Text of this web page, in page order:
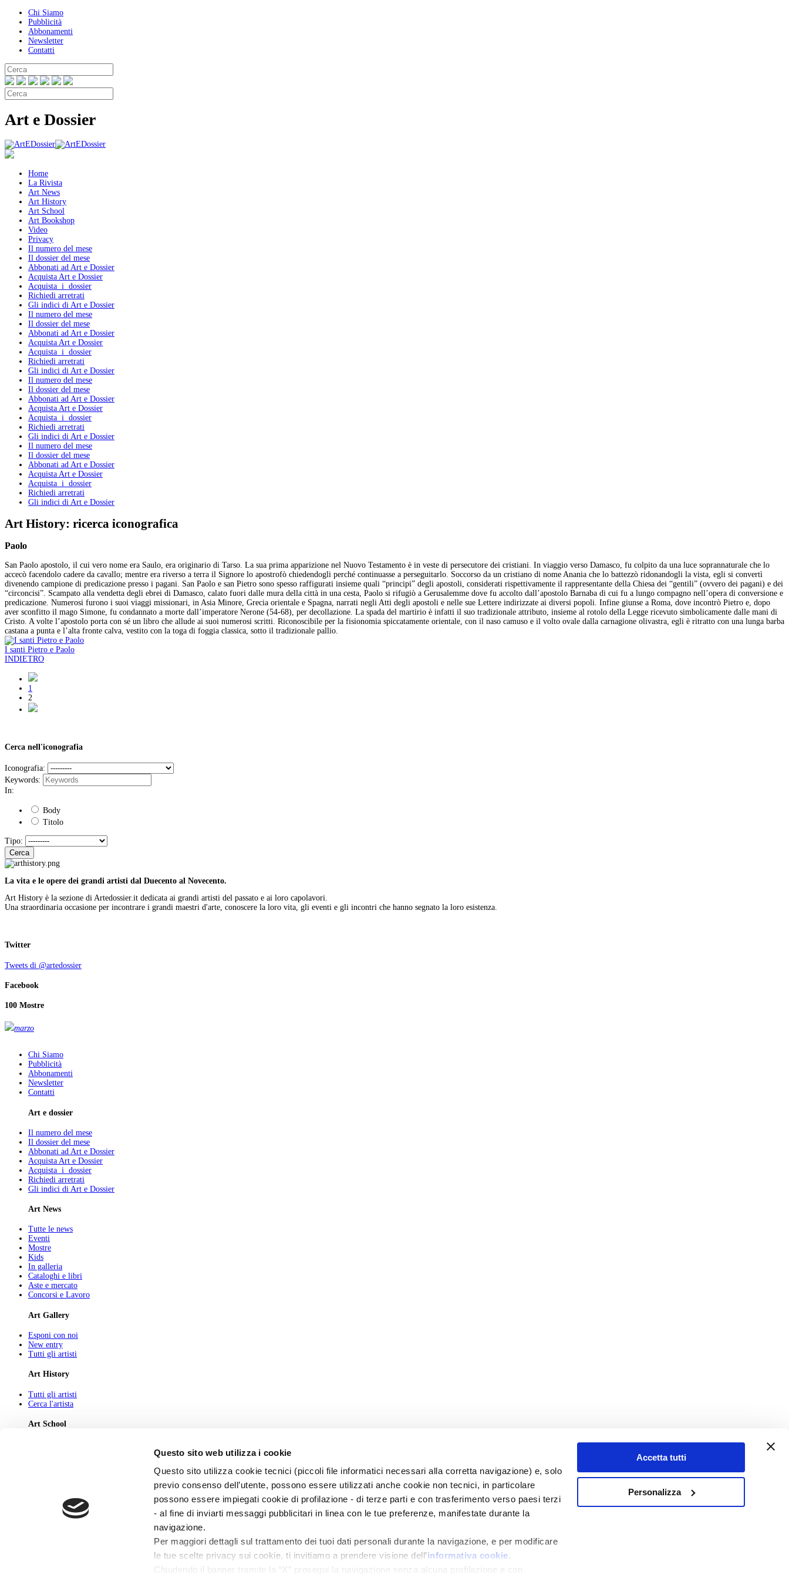
Questo sito web utilizza i cookie
Questo sito utilizza cookie tecnici (piccoli file informatici necessari alla corretta navigazione) e, solo
previo consenso dell’utente, possono essere utilizzati anche cookie non tecnici, in particolare
possono essere impiegati cookie di profilazione - di terze parti e con trasferimento verso paesi terzi
- al fine di inviarti messaggi pubblicitari in linea con le tue preferenze, manifestate durante la
navigazione.
Per maggiori dettagli sul trattamento dei tuoi dati personali durante la navigazione, e per modificare
le tue scelte privacy sui cookie, ti invitiamo a prendere visione dell’informativa cookie.
Chiudendo il banner tramite la “X” prosegui la navigazione senza alcuna profilazione e con
Accetta tutti
Personalizza
Chi Siamo
Pubblicità
Abbonamenti
Newsletter
Contatti
Art e Dossier
Home
La Rivista
Art News
Art History
Art School
Art Bookshop
Video
Privacy
Il numero del mese
Il dossier del mese
Abbonati ad Art e Dossier
Acquista Art e Dossier
Acquista i dossier
Richiedi arretrati
Gli indici di Art e Dossier
Il numero del mese
Il dossier del mese
Abbonati ad Art e Dossier
Acquista Art e Dossier
Acquista i dossier
Richiedi arretrati
Gli indici di Art e Dossier
Il numero del mese
Il dossier del mese
Abbonati ad Art e Dossier
Acquista Art e Dossier
Acquista i dossier
Richiedi arretrati
Gli indici di Art e Dossier
Il numero del mese
Il dossier del mese
Abbonati ad Art e Dossier
Acquista Art e Dossier
Acquista i dossier
Richiedi arretrati
Gli indici di Art e Dossier
Art History: ricerca iconografica
Paolo
San Paolo apostolo, il cui vero nome era Saulo, era originario di Tarso. La sua prima apparizione nel Nuovo Testamento è in veste di persecutore dei cristiani. In viaggio verso Damasco, fu colpito da una luce soprannaturale che lo
accecò facendolo cadere da cavallo; mentre era riverso a terra il Signore lo apostrofò chiedendogli perché continuasse a perseguitarlo. Soccorso da un cristiano di nome Anania che lo battezzò ridonandogli la vista, egli si convertì
divenendo campione di predicazione presso i pagani. San Paolo e san Pietro sono spesso raffigurati insieme quali “principi” degli apostoli, considerati rispettivamente il rappresentante della Chiesa dei “gentili” (ovvero dei pagani) e dei
“circoncisi”. Scampato alla vendetta degli ebrei di Damasco, calato fuori dalle mura della città in una cesta, Paolo si rifugiò a Gerusalemme dove fu accolto dall’apostolo Barnaba di cui fu a lungo compagno nell’opera di conversione e
predicazione. Numerosi furono i suoi viaggi missionari, in Asia Minore, Grecia orientale e Spagna, narrati negli Atti degli apostoli e nelle sue Lettere indirizzate ai diversi popoli. Infine giunse a Roma, dove incontrò Pietro e, dopo
aver sconfitto il mago Simone, fu condannato a morte dall’imperatore Nerone (54-68), per decollazione. La spada del martirio è infatti il suo tradizionale attributo, insieme al rotolo della Legge ricevuto simbolicamente dalle mani di
Cristo. A volte l’apostolo porta con sé un libro che allude ai suoi numerosi scritti. Riconoscibile per la fisionomia spiccatamente orientale, con il naso camuso e il volto ovale dalla carnagione olivastra, egli è ritratto con una lunga barba
castana a punta e l’alta fronte calva, vestito con la toga di foggia classica, sotto il tradizionale pallio.
I santi Pietro e Paolo
INDIETRO
1
2
Cerca nell'iconografia
Iconografia:
Keywords:
In:
Body
Titolo
Tipo:
Cerca
La vita e le opere dei grandi artisti dal Duecento al Novecento.
Art History è la sezione di Artedossier.it dedicata ai grandi artisti del passato e ai loro capolavori.
Una straordinaria occasione per incontrare i grandi maestri d'arte, conoscere la loro vita, gli eventi e gli incontri che hanno segnato la loro esistenza.
Twitter
Tweets di @artedossier
Facebook
100 Mostre
marzo
Chi Siamo
Pubblicità
Abbonamenti
Newsletter
Contatti
Art e dossier
Il numero del mese
Il dossier del mese
Abbonati ad Art e Dossier
Acquista Art e Dossier
Acquista i dossier
Richiedi arretrati
Gli indici di Art e Dossier
Art News
Tutte le news
Eventi
Mostre
Kids
In galleria
Cataloghi e libri
Aste e mercato
Concorsi e Lavoro
Art Gallery
Esponi con noi
New entry
Tutti gli artisti
Art History
Tutti gli artisti
Cerca l'artista
Art School
Newsletter
© 2026 GIUNTI EDITORE s.p.a., piazza Virgilio 4 - 20123 Milano
Codice fiscale e numero d'iscrizione al Registro Imprese di Milano - 80009810484